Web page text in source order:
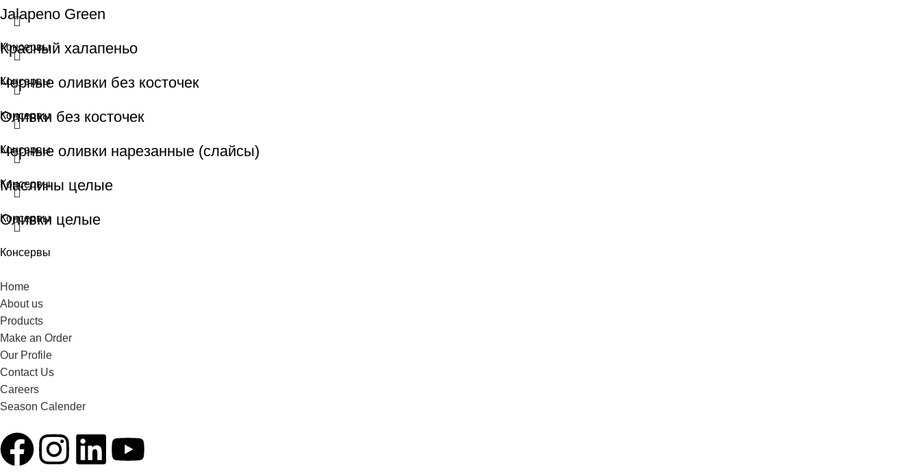
Jalapeno Green
Консервы
Красный халапеньо
Консервы
Черные оливки без косточек
Консервы
Оливки без косточек
Консервы
Черные оливки нарезанные (слайсы)
Консервы
Маслины целые
Консервы
Оливки целые
Консервы
Home
About us
Products
Make an Order
Our Profile
Contact Us
Careers
Season Calender